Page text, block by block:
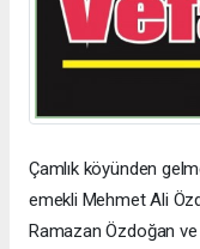
Çamlık köyünden
emekli Mehmet Ali
Ramazan Özdoğan ve